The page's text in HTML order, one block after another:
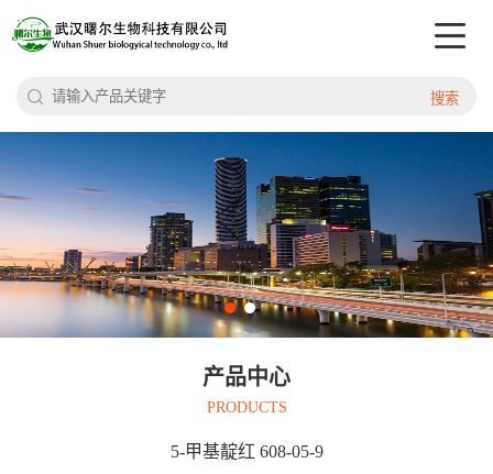
搜索
产品中心
PRODUCTS
5-甲基靛红 608-05-9